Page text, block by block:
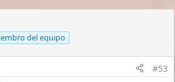
del equipo
#53